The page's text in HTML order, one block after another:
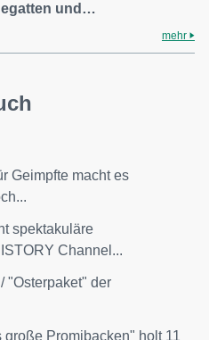
und…
mehr
Geimpfte macht es
spektakuläre
Channel...
"Osterpaket" der
große Promibacken" holt 11